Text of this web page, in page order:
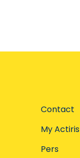
Contact
My Actiris
Pers